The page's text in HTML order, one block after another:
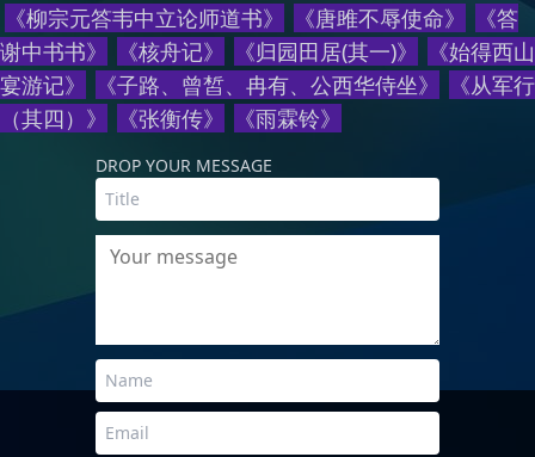
《柳宗元答韦中立论师道书》 《唐雎不辱使命》 《答
谢中书书》 《核舟记》 《归园田居(其一)》 《始得西山
宴游记》 《子路、曾皙、冉有、公西华侍坐》 《从军行
（其四） 》 《张衡传》 《雨霖铃》
DROP YOUR MESSAGE
Your message